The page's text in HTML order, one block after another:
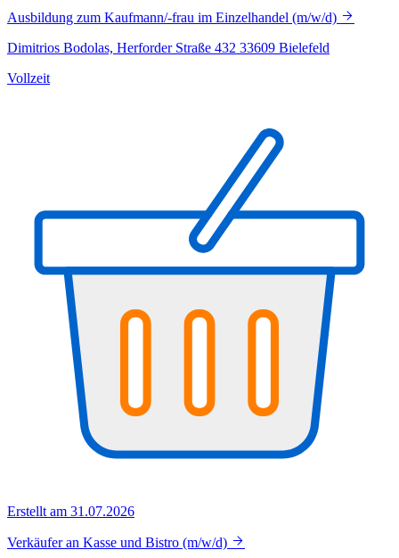
Ausbildung zum Kaufmann/-frau im Einzelhandel (m/w/d)
Dimitrios Bodolas, Herforder Straße 432 33609 Bielefeld
Vollzeit
Erstellt am 31.07.2026
Verkäufer an Kasse und Bistro (m/w/d)